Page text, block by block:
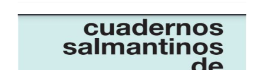
Barra
lateral